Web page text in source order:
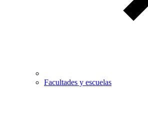
Facultades y escuelas